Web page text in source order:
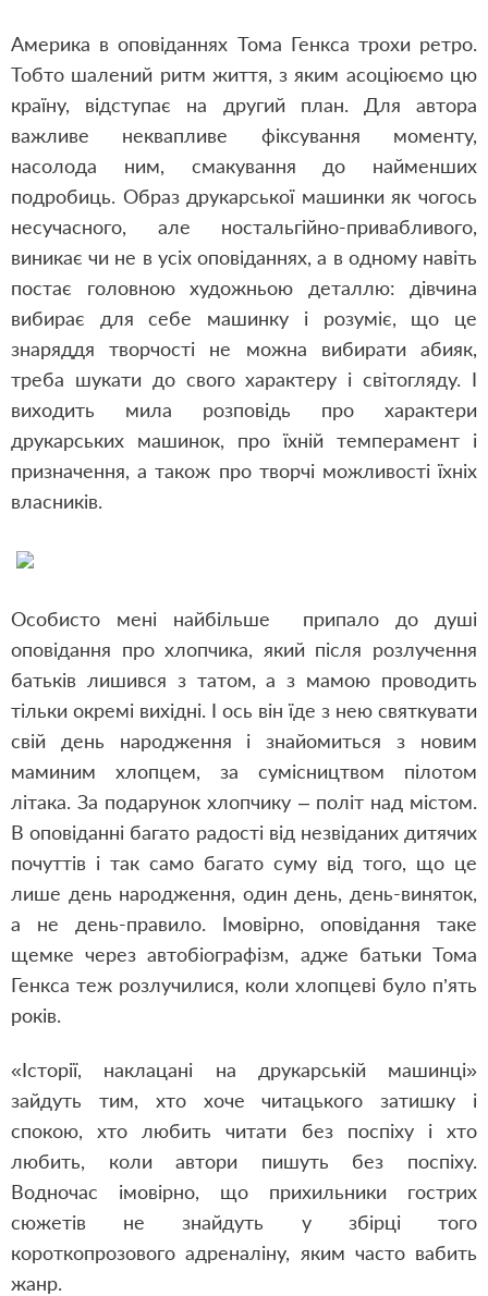
Америка в оповіданнях Тома Генкса трохи ретро.
Тобто шалений ритм життя, з яким асоціюємо цю
країну, відступає на другий план. Для автора
важливе неквапливе фіксування моменту,
насолода ним, смакування до найменших
подробиць. Образ друкарської машинки як чогось
несучасного, але ностальгійно-привабливого,
виникає чи не в усіх оповіданнях, а в одному навіть
постає головною художньою деталлю: дівчина
вибирає для себе машинку і розуміє, що це
знаряддя творчості не можна вибирати абияк,
треба шукати до свого характеру і світогляду. І
виходить мила розповідь про характери
друкарських машинок, про їхній темперамент і
призначення, а також про творчі можливості їхніх
власників.
Особисто мені найбільше припало до душі
оповідання про хлопчика, який після розлучення
батьків лишився з татом, а з мамою проводить
тільки окремі вихідні. І ось він їде з нею святкувати
свій день народження і знайомиться з новим
маминим хлопцем, за сумісництвом пілотом
літака. За подарунок хлопчику – політ над містом.
В оповіданні багато радості від незвіданих дитячих
почуттів і так само багато суму від того, що це
лише день народження, один день, день-виняток,
а не день-правило. Імовірно, оповідання таке
щемке через автобіографізм, адже батьки Тома
Генкса теж розлучилися, коли хлопцеві було п’ять
років.
«Історії, наклацані на друкарській машинці»
зайдуть тим, хто хоче читацького затишку і
спокою, хто любить читати без поспіху і хто
любить, коли автори пишуть без поспіху.
Водночас імовірно, що прихильники гострих
сюжетів не знайдуть у збірці того
короткопрозового адреналіну, яким часто вабить
жанр.